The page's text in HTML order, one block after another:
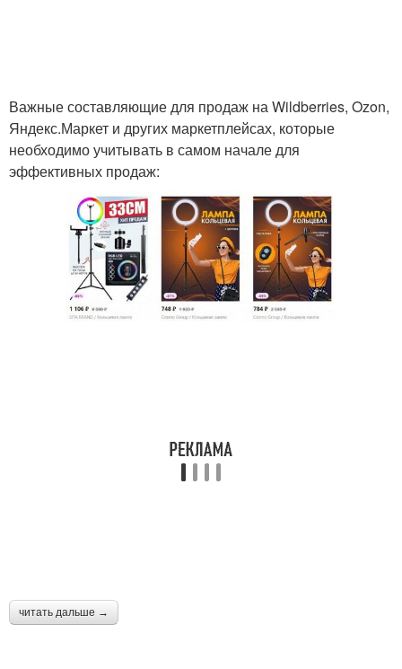
Важные составляющие для продаж на Wildberries, Ozon,
Яндекс.Маркет и других маркетплейсах, которые
необходимо учитывать в самом начале для
эффективных продаж:
читать дальше →